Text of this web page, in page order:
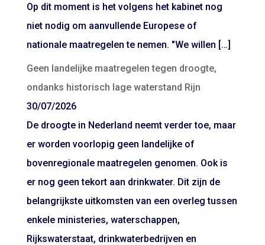
Op dit moment is het volgens het kabinet nog
niet nodig om aanvullende Europese of
nationale maatregelen te nemen. "We willen […]
Geen landelijke maatregelen tegen droogte,
ondanks historisch lage waterstand Rijn
30/07/2026
De droogte in Nederland neemt verder toe, maar
er worden voorlopig geen landelijke of
bovenregionale maatregelen genomen. Ook is
er nog geen tekort aan drinkwater. Dit zijn de
belangrijkste uitkomsten van een overleg tussen
enkele ministeries, waterschappen,
Rijkswaterstaat, drinkwaterbedrijven en